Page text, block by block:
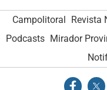
Campolitoral Revista
Podcasts Mirador